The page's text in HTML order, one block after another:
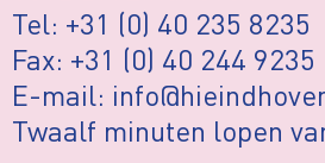
Tel: +31 (0) 40 235 8235
Fax: +31 (0) 40 244 9235
E-mail:
Twaalf minuten lopen